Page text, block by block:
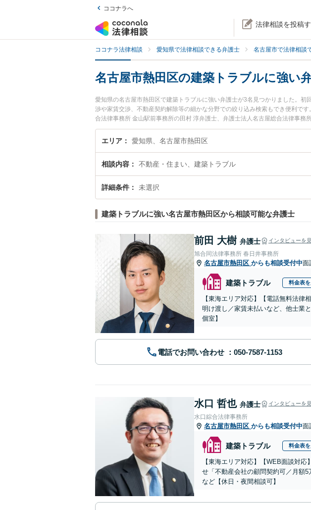
ココナラへ
法律相談を投稿
ココナラ法律相談 愛知県で法律相談できる弁護士 名古屋市で法律相談
名古屋市熱田区の建築トラブルに強い
愛知県の名古屋市熱田区で建築トラブルに強い弁護士が3名見つかりました。
渉や家賃交渉、不動産契約解除等の細かな分野での絞り込み検索もでき便利で
合法律事務所 金山駅前事務所の田村 淳弁護士、弁護士法人名古屋総合法律事
す。『名古屋市熱田区で土日や夜間に発生した建築トラブルのトラブルを今す
『初回相談無料で建築トラブルを法律相談できる名古屋市熱田区内の弁護士に
エリア 愛知県、名古屋市熱田区
相談内容 不動産・住まい、建築トラブル
詳細条件 未選択
建築トラブルに強い名古屋市熱田区から相談可能な弁護士
前田 大樹 弁護士 インタビューを
旭合同法律事務所 春日井事務所
名古屋市熱田区 からも相談受付中面
建築トラブル 料金表
【東海エリア対応】【電話無料法
明け渡し／家賃未払いなど、他士業
個室】
電話でお問い合わせ
水口 哲也 弁護士 インタビューを
水口綜合法律事務所
名古屋市熱田区 からも相談受付中面
建築トラブル 料金表
【東海エリア対応】【WEB面談対
せ「不動産会社の顧問契約可／月額
など【休日・夜間相談可】